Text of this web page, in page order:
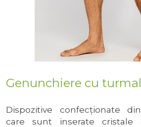
Genunchiere cu
Dispozitive confecţionate
care sunt inserate cristale